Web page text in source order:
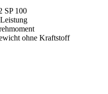
SP 100
Leistung
ohne Kraftstoff